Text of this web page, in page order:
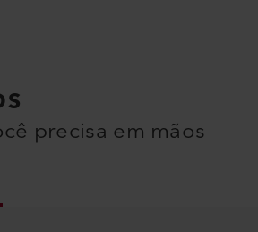
precisa em mãos